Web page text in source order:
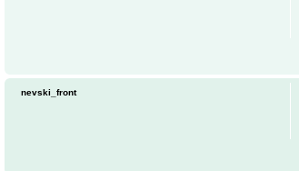
nevski_front